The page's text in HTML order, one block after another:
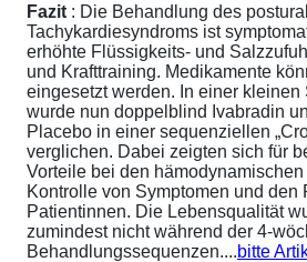
Fazit : Die Behandlung des
Tachykardiesyndroms ist
erhöhte Flüssigkeits- und
und Krafttraining. Medikamente
eingesetzt werden. In einer kleinen
wurde nun doppelblind Ivabradin
Placebo in einer sequenziellen
verglichen. Dabei zeigten sich für
Vorteile bei den
Kontrolle von Symptomen und den
Patientinnen. Die Lebensqualität
zumindest nicht während der 4-
Behandlungssequenzen....bitte